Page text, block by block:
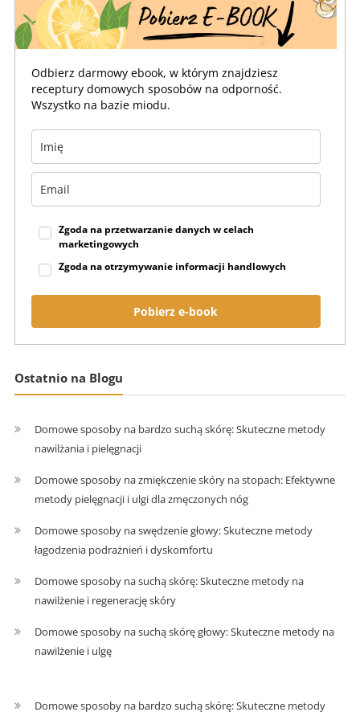
Odbierz darmowy ebook, w którym znajdziesz
receptury domowych sposobów na odporność.
Wszystko na bazie miodu.
Zgoda na przetwarzanie danych w celach
marketingowych
Zgoda na otrzymywanie informacji handlowych
Pobierz e-book
Ostatnio na Blogu
Domowe sposoby na bardzo suchą skórę: Skuteczne metody
nawilżania i pielęgnacji
Domowe sposoby na zmiękczenie skóry na stopach: Efektywne
metody pielęgnacji i ulgi dla zmęczonych nóg
Domowe sposoby na swędzenie głowy: Skuteczne metody
łagodzenia podrażnień i dyskomfortu
Domowe sposoby na suchą skórę: Skuteczne metody na
nawilżenie i regenerację skóry
Domowe sposoby na suchą skórę głowy: Skuteczne metody na
nawilżenie i ulgę
Domowe sposoby na bardzo suchą skórę: Skuteczne metody